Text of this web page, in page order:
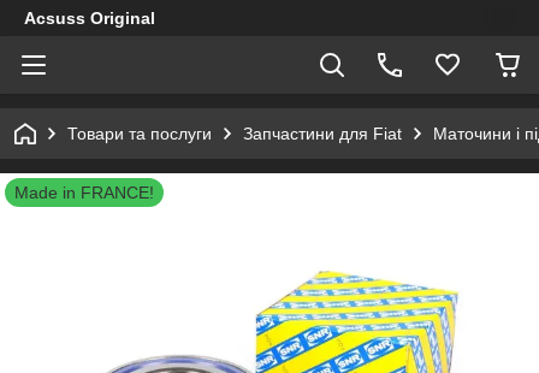
Acsuss Original
Товари та послуги Запчастини для Fiat Маточини і
Made in FRANCE!